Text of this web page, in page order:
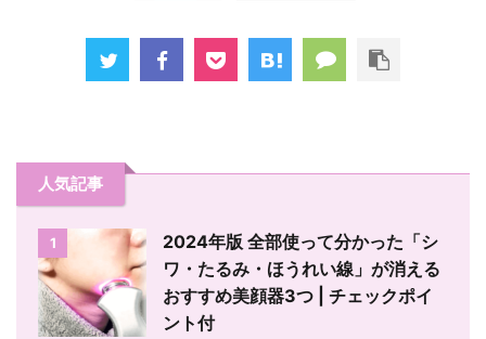
人気記事
1
2024年版 全部使って分かった「シ
ワ・たるみ・ほうれい線」が消える
おすすめ美顔器3つ | チェックポイ
ント付